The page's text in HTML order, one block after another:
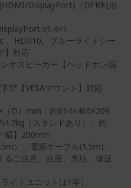
DisplayPort)（DFR利用
v1.4×1
、HDR10、ブルーライトシー
】対応
オスピーカー【ヘッドホン端
5°【VESAマウント】対応
×（D）mm 約614×460×209
（スタンドあり）、約
幅】200mm
）、電源ケーブル(1.5m)、
るご注意、台座、支柱、保証
イトユニットは1年）